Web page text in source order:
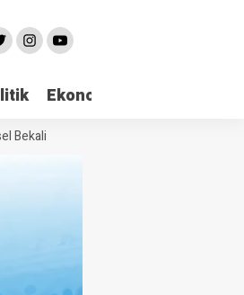
Ekonomi
Masyarakat Manajemen Stres dan